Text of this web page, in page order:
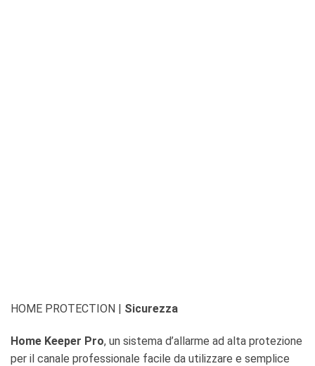
HOME PROTECTION | Sicurezza
Home Keeper Pro, un sistema d’allarme ad alta protezione
per il canale professionale facile da utilizzare e semplice